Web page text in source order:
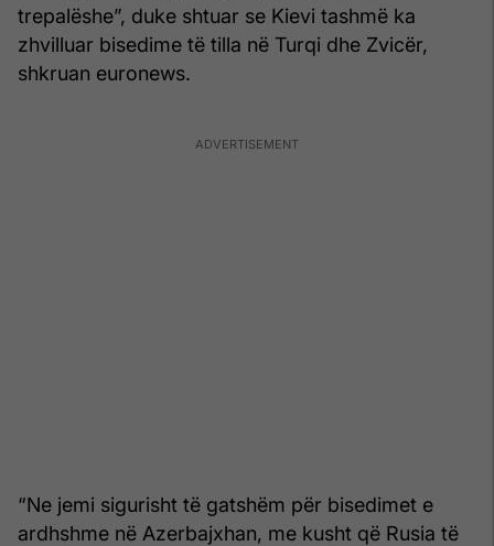
trepalëshe”, duke shtuar se Kievi tashmë ka
zhvilluar bisedime të tilla në Turqi dhe Zvicër,
shkruan euronews.
“Ne jemi sigurisht të gatshëm për bisedimet e
ardhshme në Azerbajxhan, me kusht që Rusia të